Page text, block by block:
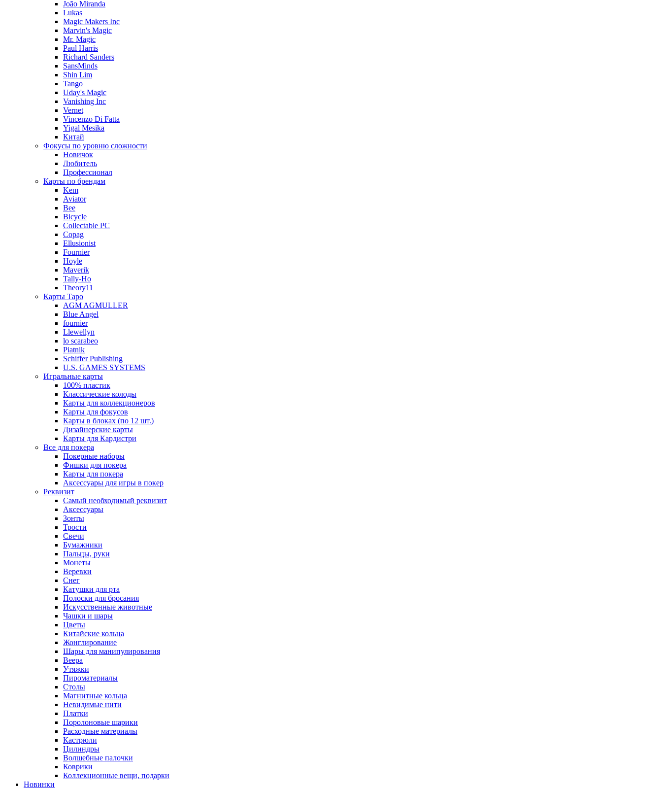
João Miranda
Lukas
Magic Makers Inc
Marvin's Magic
Mr. Magic
Paul Harris
Richard Sanders
SansMinds
Shin Lim
Tango
Uday's Magic
Vanishing Inc
Vernet
Vincenzo Di Fatta
Yigal Mesika
Китай
Фокусы по уровню сложности
Новичок
Любитель
Профессионал
Карты по брендам
Kem
Aviator
Bee
Bicycle
Collectable PC
Copag
Ellusionist
Fournier
Hoyle
Maverik
Tally-Ho
Theory11
Карты Таро
AGM AGMULLER
Blue Angel
fournier
Llewellyn
lo scarabeo
Piatnik
Schiffer Publishing
U.S. GAMES SYSTEMS
Игральные карты
100% пластик
Классические колоды
Карты для коллекционеров
Карты для фокусов
Карты в блоках (по 12 шт.)
Дизайнерские карты
Карты для Кардистри
Все для покера
Покерные наборы
Фишки для покера
Карты для покера
Аксессуары для игры в покер
Реквизит
Самый необходимый реквизит
Аксессуары
Зонты
Трости
Свечи
Бумажники
Пальцы, руки
Монеты
Веревки
Снег
Катушки для рта
Полоски для бросания
Искусственные животные
Чашки и шары
Цветы
Китайские кольца
Жонглирование
Шары для манипулирования
Веера
Утяжки
Пироматериалы
Столы
Магнитные кольца
Невидимые нити
Платки
Поролоновые шарики
Расходные материалы
Кастрюли
Цилиндры
Волшебные палочки
Коврики
Коллекционные вещи, подарки
Новинки